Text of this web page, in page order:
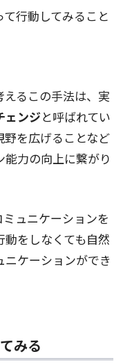
行動してみること
るこの手法は、実
ェンジと呼ばれてい
を広げることなど
力の向上に繋がり
ュニケーションを
をしなくても自然
ニケーションができ
みる